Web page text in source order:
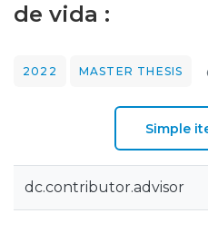
de vida :
2022 MASTER THESIS
Simple
dc.contributor.advisor